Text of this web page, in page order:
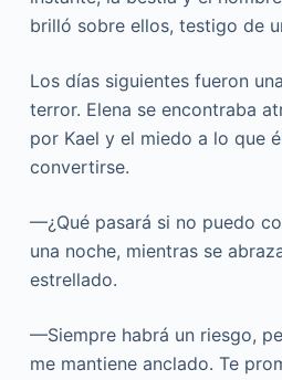
brilló sobre ellos, testigo de
Los días siguientes fueron
terror. Elena se encontraba
por Kael y el miedo a lo que
convertirse.
—¿Qué pasará si no puedo
una noche, mientras se
estrellado.
—Siempre habrá un riesgo,
me mantiene anclado. Te